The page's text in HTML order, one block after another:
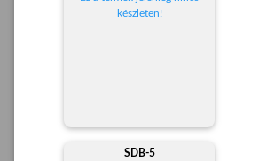
készleten!
SDB-5